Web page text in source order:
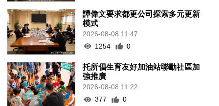
譚偉文要求都更公司探索多元更新
模式
2026-08-08 11:47
1254
0
托所倡生育友好加油站聯動社區加
強推廣
2026-08-08 11:22
377
0